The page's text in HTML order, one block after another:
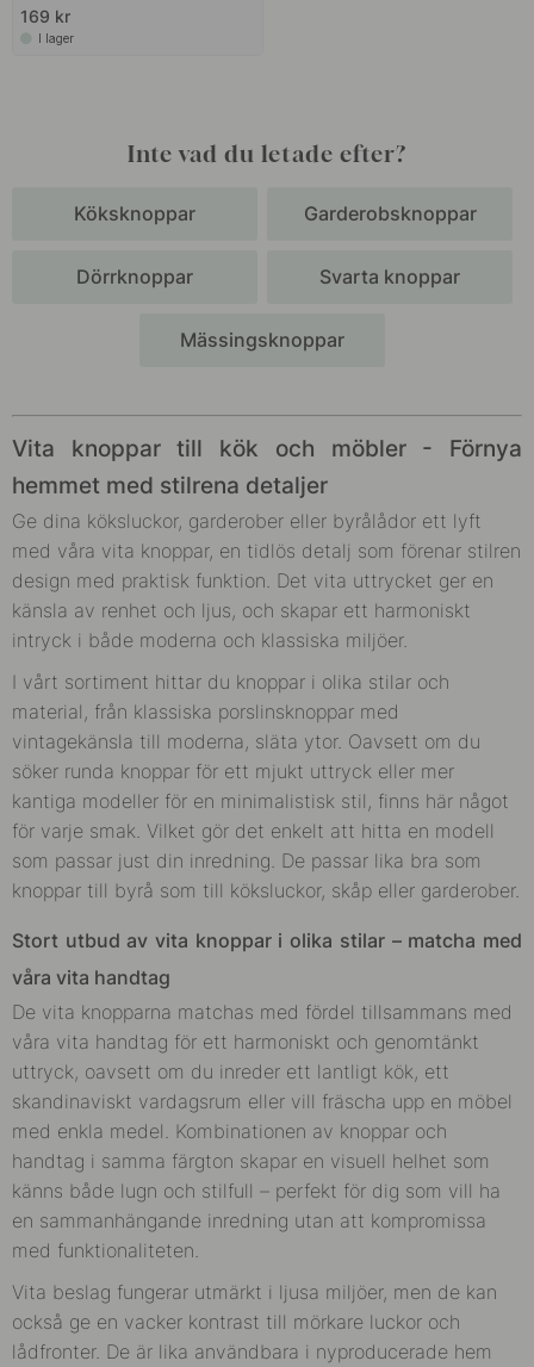
169 kr
I lager
Inte vad du letade efter?
Köksknoppar Garderobsknoppar
Dörrknoppar Svarta knoppar
Mässingsknoppar
Vita knoppar till kök och möbler - Förnya
hemmet med stilrena detaljer
Ge dina köksluckor, garderober eller byrålådor ett lyft
med våra vita knoppar, en tidlös detalj som förenar stilren
design med praktisk funktion. Det vita uttrycket ger en
känsla av renhet och ljus, och skapar ett harmoniskt
intryck i både moderna och klassiska miljöer.
I vårt sortiment hittar du knoppar i olika stilar och
material, från klassiska porslinsknoppar med
vintagekänsla till moderna, släta ytor. Oavsett om du
söker runda knoppar för ett mjukt uttryck eller mer
kantiga modeller för en minimalistisk stil, finns här något
för varje smak. Vilket gör det enkelt att hitta en modell
som passar just din inredning. De passar lika bra som
knoppar till byrå som till köksluckor, skåp eller garderober.
Stort utbud av vita knoppar i olika stilar – matcha med
våra vita handtag
De vita knopparna matchas med fördel tillsammans med
våra vita handtag för ett harmoniskt och genomtänkt
uttryck, oavsett om du inreder ett lantligt kök, ett
skandinaviskt vardagsrum eller vill fräscha upp en möbel
med enkla medel. Kombinationen av knoppar och
handtag i samma färgton skapar en visuell helhet som
känns både lugn och stilfull – perfekt för dig som vill ha
en sammanhängande inredning utan att kompromissa
med funktionaliteten.
Vita beslag fungerar utmärkt i ljusa miljöer, men de kan
också ge en vacker kontrast till mörkare luckor och
lådfronter. De är lika användbara i nyproducerade hem